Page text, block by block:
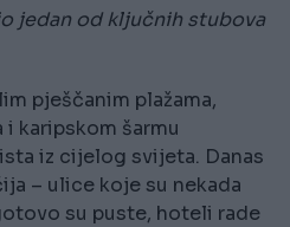
jedan od ključnih stubova
pješčanim plažama,
karipskom šarmu
iz cijelog svijeta. Danas
– ulice koje su nekada
su puste, hoteli rade